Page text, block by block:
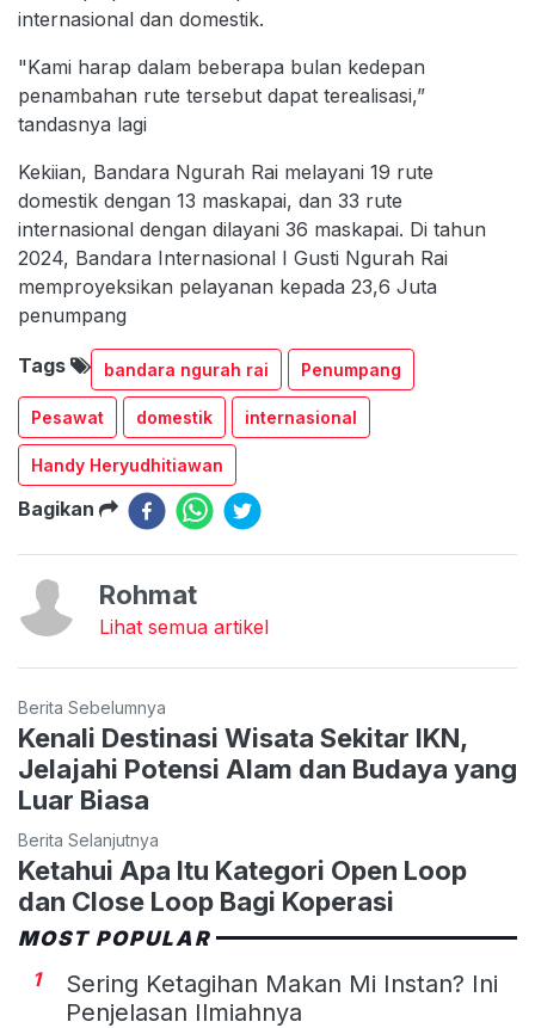
internasional dan domestik.
"Kami harap dalam beberapa bulan kedepan
penambahan rute tersebut dapat terealisasi,”
tandasnya lagi
Kekiian, Bandara Ngurah Rai melayani 19 rute
domestik dengan 13 maskapai, dan 33 rute
internasional dengan dilayani 36 maskapai. Di tahun
2024, Bandara Internasional I Gusti Ngurah Rai
memproyeksikan pelayanan kepada 23,6 Juta
penumpang
Tags bandara ngurah rai Penumpang
Pesawat domestik internasional
Handy Heryudhitiawan
Bagikan
Rohmat
Lihat semua artikel
Berita Sebelumnya
Kenali Destinasi Wisata Sekitar IKN,
Jelajahi Potensi Alam dan Budaya yang
Luar Biasa
Berita Selanjutnya
Ketahui Apa Itu Kategori Open Loop
dan Close Loop Bagi Koperasi
MOST POPULAR
1
Sering Ketagihan Makan Mi Instan? Ini
Penjelasan Ilmiahnya